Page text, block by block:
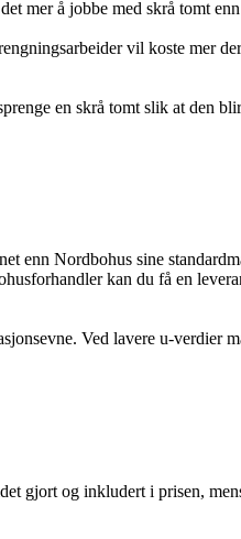
mer å jobbe med skrå tomt
vil koste mer
en skrå tomt slik at den
enn Nordbohus sine
kan du få en
Ved lavere u-verdier
gjort og inkludert i prisen,